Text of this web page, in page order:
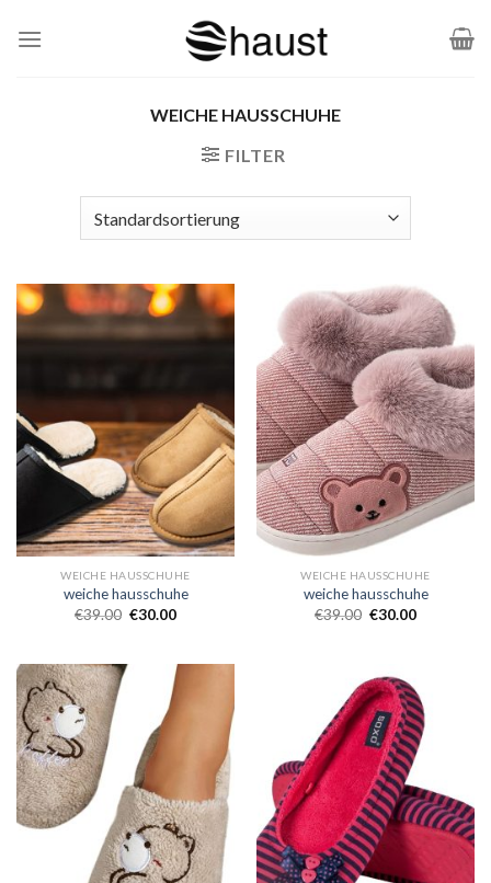
Inhalt
WEICHE HAUSSCHUHE
FILTER
WEICHE HAUSSCHUHE
weiche hausschuhe
€39.00 €30.00
WEICHE HAUSSCHUHE
weiche hausschuhe
€39.00 €30.00